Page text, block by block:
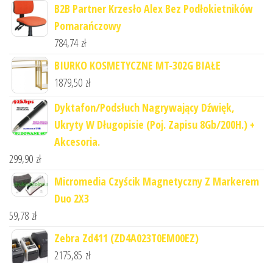
B2B Partner Krzesło Alex Bez Podłokietników
Pomarańczowy
784,74 zł
BIURKO KOSMETYCZNE MT-302G BIAŁE
1879,50 zł
Dyktafon/Podsłuch Nagrywający Dźwięk,
Ukryty W Długopisie (Poj. Zapisu 8Gb/200H.) +
Akcesoria.
299,90 zł
Micromedia Czyścik Magnetyczny Z Markerem
Duo 2X3
59,78 zł
Zebra Zd411 (ZD4A023T0EM00EZ)
2175,85 zł